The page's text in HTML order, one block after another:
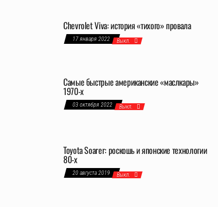
Chevrolet Viva: история «тихого» провала
17 января 2022 Выкл.
Самые быстрые американские «маслкары»
1970-х
03 октября 2022 Выкл.
Toyota Soarer: роскошь и японские технологии
80-х
20 августа 2019 Выкл.